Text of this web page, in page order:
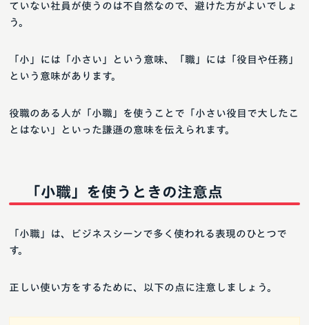
ていない社員が使うのは不自然なので、避けた方がよいでしょ
う。
「小」には「小さい」という意味、「職」には「役目や任務」
という意味があります。
役職のある人が「小職」を使うことで「小さい役目で大したこ
とはない」といった謙遜の意味を伝えられます。
「小職」を使うときの注意点
「小職」は、ビジネスシーンで多く使われる表現のひとつで
す。
正しい使い方をするために、以下の点に注意しましょう。